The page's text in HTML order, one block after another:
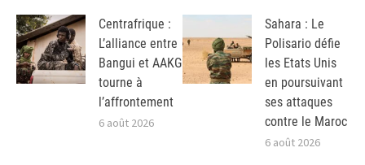
Centrafrique :
L’alliance entre
Bangui et AAKG
tourne à
l’affrontement
6 août 2026
Sahara : Le
Polisario défie
les Etats Unis
en poursuivant
ses attaques
contre le Maroc
6 août 2026